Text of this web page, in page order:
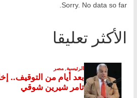
Sorry. No data so far.
الأكثر تعليقا